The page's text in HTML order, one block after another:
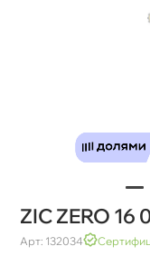
ZIC ZERO 16
Арт: 132034